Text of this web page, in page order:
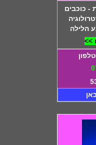
- כוכבים
הלילה
>>